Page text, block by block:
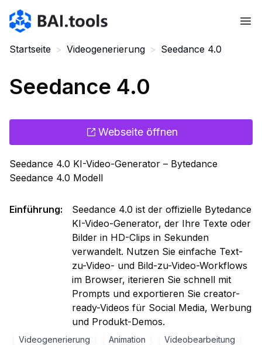
Bai.tools
Startseite > Videogenerierung > Seedance 4.0
Seedance 4.0
Webseite öffnen
Seedance 4.0 KI-Video-Generator – Bytedance
Seedance 4.0 Modell
Einführung:
Seedance 4.0 ist der offizielle Bytedance
KI-Video-Generator, der Ihre Texte oder
Bilder in HD-Clips in Sekunden
verwandelt. Nutzen Sie einfache Text-
zu-Video- und Bild-zu-Video-Workflows
im Browser, iterieren Sie schnell mit
Prompts und exportieren Sie creator-
ready-Videos für Social Media, Werbung
und Produkt-Demos.
Videogenerierung Animation Videobearbeitung